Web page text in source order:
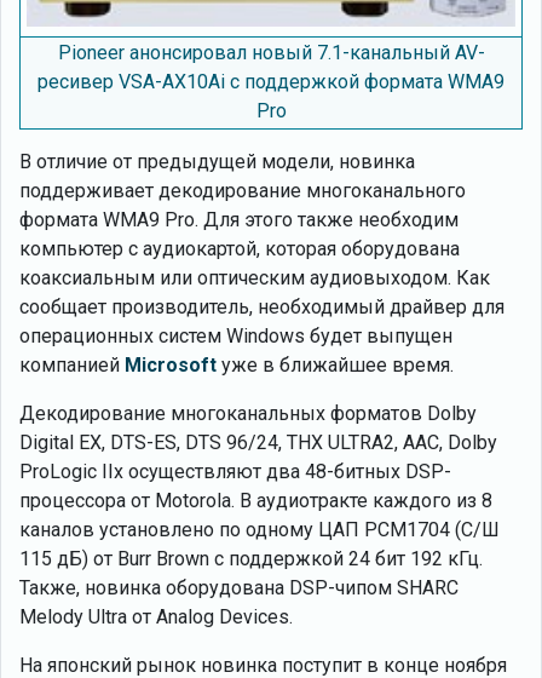
Pioneer анонсировал новый 7.1-канальный AV-
ресивер VSA-AX10Ai с поддержкой формата WMA9
Pro
В отличие от предыдущей модели, новинка
поддерживает декодирование многоканального
формата WMA9 Pro. Для этого также необходим
компьютер с аудиокартой, которая оборудована
коаксиальным или оптическим аудиовыходом. Как
сообщает производитель, необходимый драйвер для
операционных систем Windows будет выпущен
компанией Microsoft уже в ближайшее время.
Декодирование многоканальных форматов Dolby
Digital EX, DTS-ES, DTS 96/24, THX ULTRA2, AAC, Dolby
ProLogic IIx осуществляют два 48-битных DSP-
процессора от Motorola. В аудиотракте каждого из 8
каналов установлено по одному ЦАП PCM1704 (С/Ш
115 дБ) от Burr Brown с поддержкой 24 бит 192 кГц.
Также, новинка оборудована DSP-чипом SHARC
Melody Ultra от Analog Devices.
На японский рынок новинка поступит в конце ноября